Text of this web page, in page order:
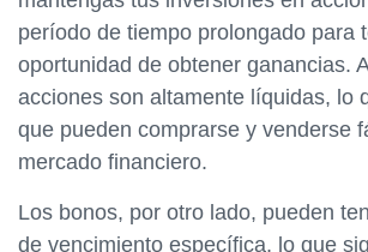
período de tiempo prolongado para
oportunidad de obtener ganancias.
acciones son altamente líquidas, lo
que pueden comprarse y venderse
mercado financiero.
Los bonos, por otro lado, pueden
de vencimiento específica, lo que